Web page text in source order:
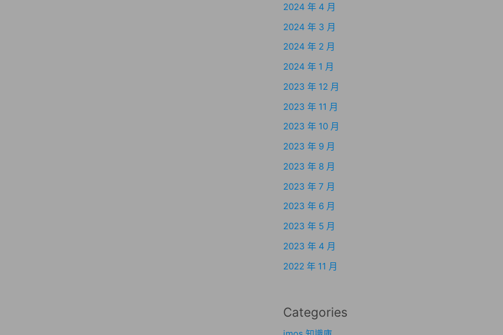
2024 年 4 月
2024 年 3 月
2024 年 2 月
2024 年 1 月
2023 年 12 月
2023 年 11 月
2023 年 10 月
2023 年 9 月
2023 年 8 月
2023 年 7 月
2023 年 6 月
2023 年 5 月
2023 年 4 月
2022 年 11 月
Categories